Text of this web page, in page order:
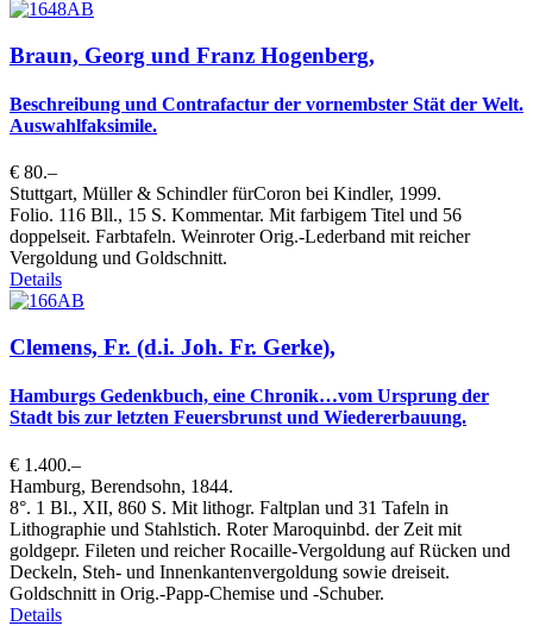
Braun, Georg und Franz Hogenberg,
Beschreibung und Contrafactur der vornembster Stät der Welt.
Auswahlfaksimile.
€ 80.–
Stuttgart, Müller & Schindler fürCoron bei Kindler, 1999.
Folio. 116 Bll., 15 S. Kommentar. Mit farbigem Titel und 56
doppelseit. Farbtafeln. Weinroter Orig.-Lederband mit reicher
Vergoldung und Goldschnitt.
Details
Clemens, Fr. (d.i. Joh. Fr. Gerke),
Hamburgs Gedenkbuch, eine Chronik…vom Ursprung der
Stadt bis zur letzten Feuersbrunst und Wiedererbauung.
€ 1.400.–
Hamburg, Berendsohn, 1844.
8°. 1 Bl., XII, 860 S. Mit lithogr. Faltplan und 31 Tafeln in
Lithographie und Stahlstich. Roter Maroquinbd. der Zeit mit
goldgepr. Fileten und reicher Rocaille-Vergoldung auf Rücken und
Deckeln, Steh- und Innenkantenvergoldung sowie dreiseit.
Goldschnitt in Orig.-Papp-Chemise und -Schuber.
Details